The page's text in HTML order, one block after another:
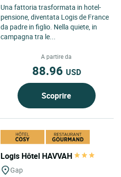
Una fattoria trasformata in hotel-
pensione, diventata Logis de France
da padre in figlio. Nella quiete, in
campagna tra le...
A partire da
88.96 USD
Scoprire
Logis Hôtel HAVVAH
Gap